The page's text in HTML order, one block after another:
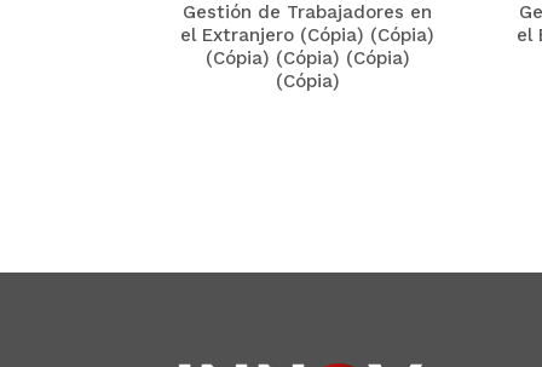
Gestión de Trabajadores en
el Extranjero (Cópia) (Cópia)
(Cópia) (Cópia) (Cópia)
(Cópia)
el